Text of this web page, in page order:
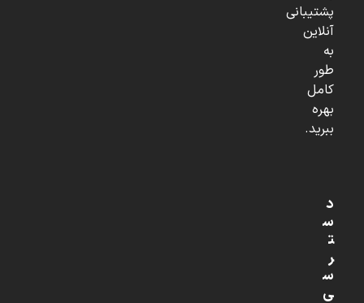
پشتیبانی
آنلاین
به
طور
کامل
بهره
ببرید.
د
س
ت
ر
س
ی